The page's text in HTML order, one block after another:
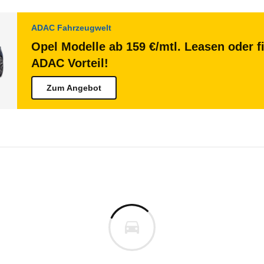
ADAC Fahrzeugwelt
Opel Modelle ab 159 €/mtl. Leasen oder
ADAC Vorteil!
Zum Angebot